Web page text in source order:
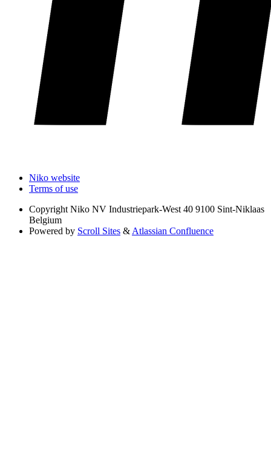
Niko website
Terms of use
Copyright Niko NV Industriepark-West 40 9100 Sint-Niklaas
Belgium
Powered by Scroll Sites & Atlassian Confluence